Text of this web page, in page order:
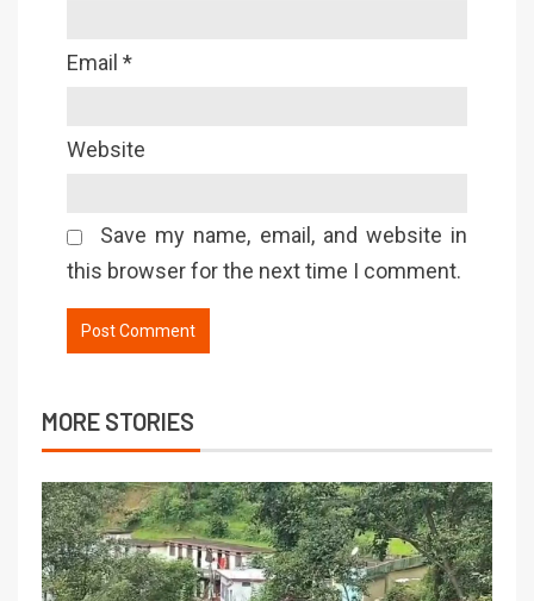
Email *
Website
Save my name, email, and website in
this browser for the next time I comment.
MORE STORIES